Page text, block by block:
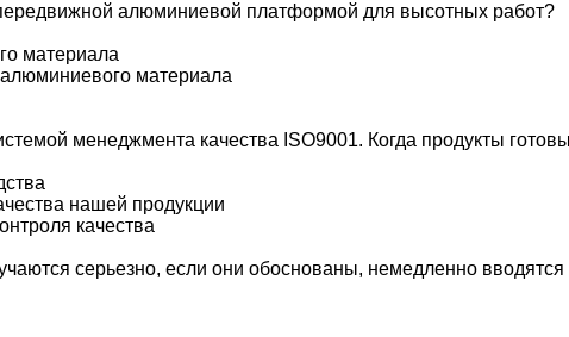
алюминиевой платформой для высотных работ?
материала
материала
менеджмента качества ISO9001. Когда продукты
нашей продукции
качества
серьезно, если они обоснованы, немедленно вводятся